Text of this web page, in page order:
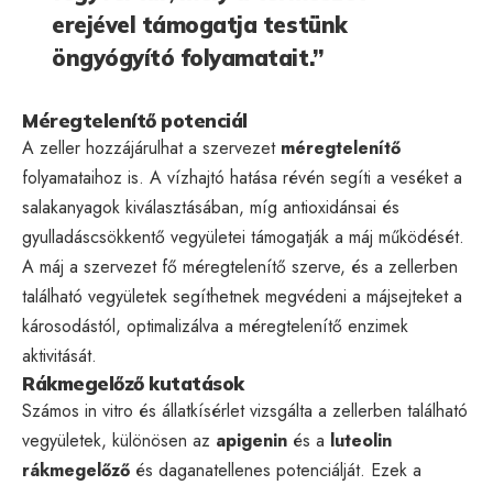
erejével támogatja testünk
öngyógyító folyamatait.”
Méregtelenítő potenciál
A zeller hozzájárulhat a szervezet méregtelenítő
folyamataihoz is. A vízhajtó hatása révén segíti a veséket a
salakanyagok kiválasztásában, míg antioxidánsai és
gyulladáscsökkentő vegyületei támogatják a máj működését.
A máj a szervezet fő méregtelenítő szerve, és a zellerben
található vegyületek segíthetnek megvédeni a májsejteket a
károsodástól, optimalizálva a méregtelenítő enzimek
aktivitását.
Rákmegelőző kutatások
Számos in vitro és állatkísérlet vizsgálta a zellerben található
vegyületek, különösen az apigenin és a luteolin
rákmegelőző és daganatellenes potenciálját. Ezek a